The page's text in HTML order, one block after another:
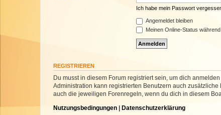
Ich habe mein Passwort
Angemeldet bleiben
Meinen Online-Status
REGISTRIEREN
Du musst in diesem Forum registriert sein, um dich
Administration kann registrierten Benutzern auch
auch die jeweiligen Forenregeln, wenn du dich in diesem
Nutzungsbedingungen | Datenschutzerklärung